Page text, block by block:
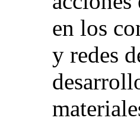
en los
y redes